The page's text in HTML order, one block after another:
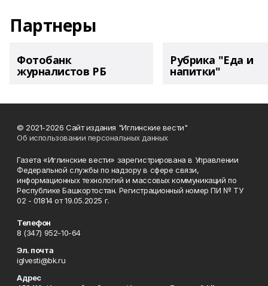
Партнеры
Фотобанк
журналистов РБ
Рубрика "Еда и
напитки"
© 2021-2026 Сайт издания "Иглинские вести"
Об использовании персональных данных
Газета «Иглинские вести» зарегистрирована в Управлении
Федеральной службы по надзору в сфере связи,
информационных технологий и массовых коммуникаций по
Республике Башкортостан. Регистрационный номер ПИ № ТУ
02 - 01814 от 19.05.2025 г.
Телефон
8 (347) 952-10-64
Эл. почта
iglvesti@bk.ru
Адрес